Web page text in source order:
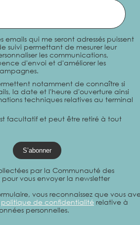
qui me seront adressés puissent
suivi permettant de mesurer leur
les communications,
d'envoi et d'améliorer les
notamment de connaître si
la date et l'heure d'ouverture ainsi
techniques relatives au terminal
facultatif et peut être retiré à tout
par la Communauté des
pour vous envoyer la newsletter
vous reconnaissez que vous
politique de confidentialité relative à
personnelles.